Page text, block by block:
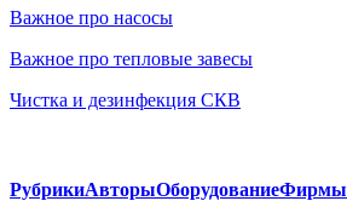
Важное про насосы
Важное про тепловые завесы
Чистка и дезинфекция СКВ
РубрикиАвторыОборудованиеФирмы